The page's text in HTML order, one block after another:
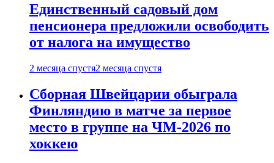
Единственный садовый дом
пенсионера предложили освободить
от налога на имущество
2 месяца спустя2 месяца спустя
Сборная Швейцарии обыграла
Финляндию в матче за первое
место в группе на ЧМ-2026 по
хоккею